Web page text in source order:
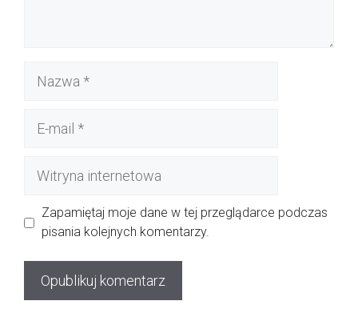
Nazwa
Witryna
Zapamiętaj moje dane w tej przeglądarce podczas
pisania kolejnych komentarzy.